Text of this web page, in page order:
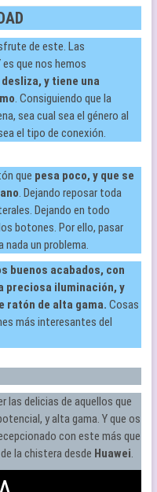
de este. Las
que nos hemos
y tiene una
. Consiguiendo que la
sea cual sea el género al
el tipo de conexión.
que pesa poco, y que se
. Dejando reposar toda
Dejando en todo
botones. Por ello, pasar
un problema.
buenos acabados, con
preciosa iluminación, y
ratón de alta gama. Cosas
más interesantes del
las delicias de aquellos que
y alta gama. Y que os
con este más que
la chistera desde Huawei.